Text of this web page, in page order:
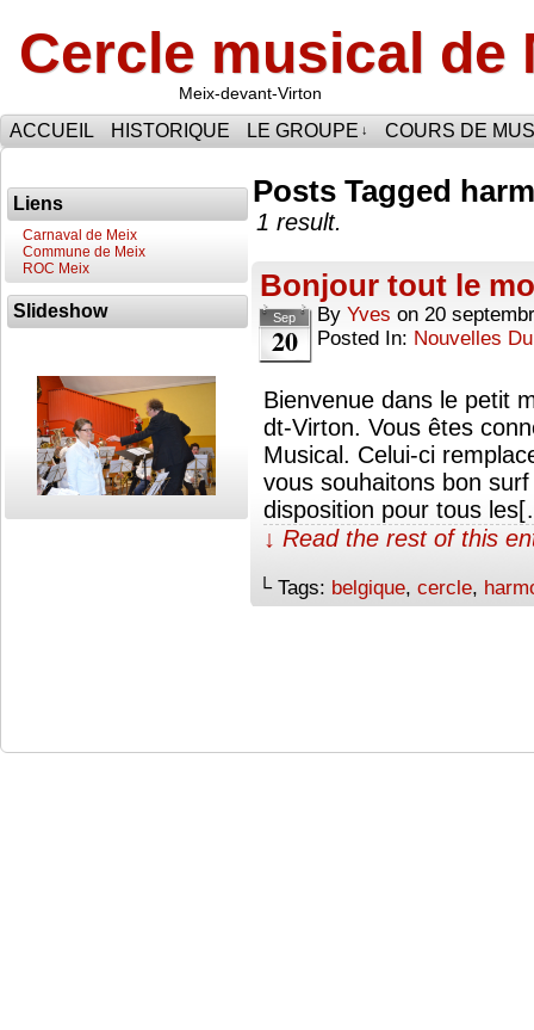
Cercle musical de
Meix-devant-Virton
ACCUEIL HISTORIQUE LE GROUPE ↓ COURS DE
Liens
Carnaval de Meix
Commune de Meix
ROC Meix
Slideshow
Posts Tagged
1 result.
Bonjour tout le
Sep
20
By Yves on 20
Posted In: Nouvelles
Bienvenue dans le petit
dt-Virton. Vous êtes
Musical. Celui-ci
vous souhaitons bon
disposition pour tous
↓ Read the rest of this
└ Tags: belgique, cercle,